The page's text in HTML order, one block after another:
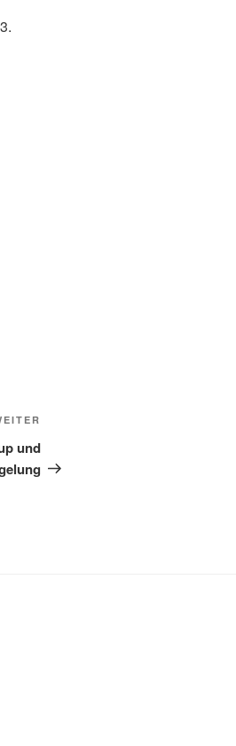
Beitrag
und